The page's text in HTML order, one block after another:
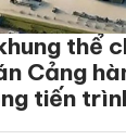
thể
Cảng
tiến